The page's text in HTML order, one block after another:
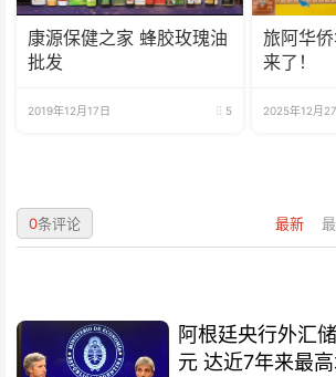
康源保健之家 蜂胶玫瑰油
批发
2019年12月17日 5
旅阿华
来了！
2025年12月
最新
0条评论
阿根廷央行外汇
元 达近7年来最